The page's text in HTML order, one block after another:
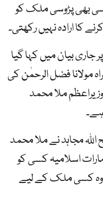
بھی پڑوسی ملک کو
کا ارادہ نہیں رکھتی۔
بیان میں کہا گیا
مولانا فضل الرحمٰن کی
ملا محمد
مجاہد نے ملا محمد
اسلامیہ کسی کو
وہ کسی ملک کے لیے